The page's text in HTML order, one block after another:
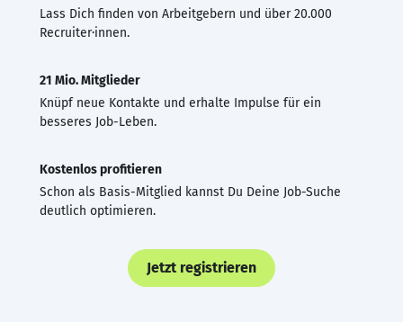
Lass Dich finden von Arbeitgebern und über 20.000
Recruiter·innen.
21 Mio. Mitglieder
Knüpf neue Kontakte und erhalte Impulse für ein
besseres Job-Leben.
Kostenlos profitieren
Schon als Basis-Mitglied kannst Du Deine Job-Suche
deutlich optimieren.
Jetzt registrieren